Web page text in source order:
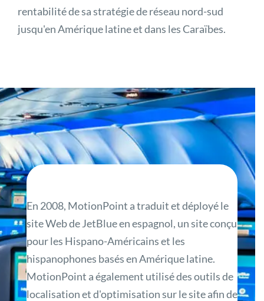
rentabilité de sa stratégie de réseau nord-sud
jusqu'en Amérique latine et dans les Caraïbes.
En 2008, MotionPoint a traduit et déployé le
site Web de JetBlue en espagnol, un site conçu
pour les Hispano-Américains et les
hispanophones basés en Amérique latine.
MotionPoint a également utilisé des outils de
localisation et d'optimisation sur le site afin de